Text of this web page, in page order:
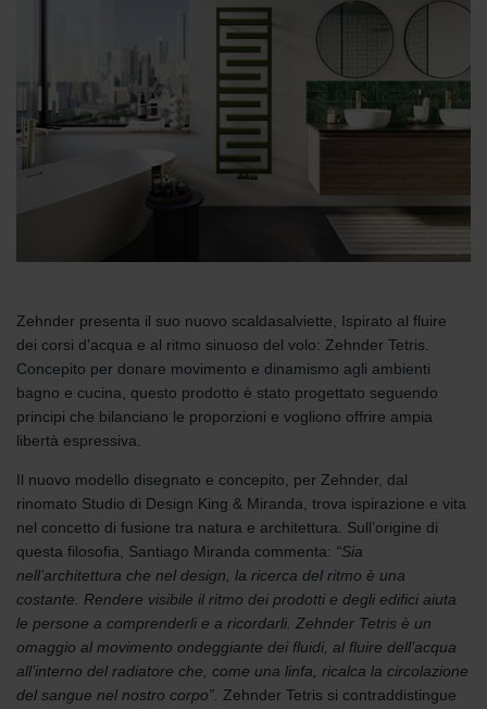
Zehnder presenta il suo nuovo scaldasalviette, Ispirato al fluire
dei corsi d’acqua e al ritmo sinuoso del volo: Zehnder Tetris.
Concepito per donare movimento e dinamismo agli ambienti
bagno e cucina, questo prodotto è stato progettato seguendo
principi che bilanciano le proporzioni e vogliono offrire ampia
libertà espressiva.
Il nuovo modello disegnato e concepito, per Zehnder, dal
rinomato Studio di Design King & Miranda, trova ispirazione e vita
nel concetto di fusione tra natura e architettura. Sull’origine di
questa filosofia, Santiago Miranda commenta: “Sia
nell’architettura che nel design, la ricerca del ritmo è una
costante. Rendere visibile il ritmo dei prodotti e degli edifici aiuta
le persone a comprenderli e a ricordarli. Zehnder Tetris è un
omaggio al movimento ondeggiante dei fluidi, al fluire dell’acqua
all’interno del radiatore che, come una linfa, ricalca la circolazione
del sangue nel nostro corpo”. Zehnder Tetris si contraddistingue